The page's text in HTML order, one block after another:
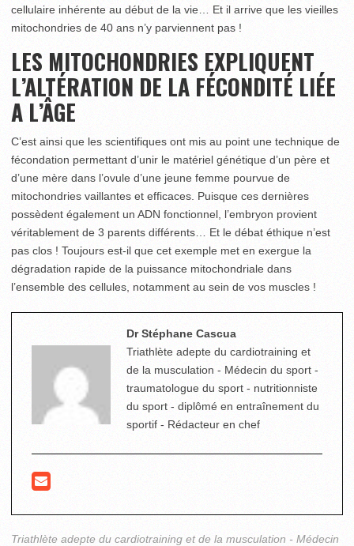
cellulaire inhérente au début de la vie… Et il arrive que les vieilles
mitochondries de 40 ans n’y parviennent pas !
LES MITOCHONDRIES EXPLIQUENT
L’ALTÉRATION DE LA FÉCONDITÉ LIÉE
A L’ÂGE
C’est ainsi que les scientifiques ont mis au point une technique de
fécondation permettant d’unir le matériel génétique d’un père et
d’une mère dans l’ovule d’une jeune femme pourvue de
mitochondries vaillantes et efficaces. Puisque ces dernières
possèdent également un ADN fonctionnel, l’embryon provient
véritablement de 3 parents différents… Et le débat éthique n’est
pas clos ! Toujours est-il que cet exemple met en exergue la
dégradation rapide de la puissance mitochondriale dans
l’ensemble des cellules, notamment au sein de vos muscles !
Dr Stéphane Cascua
Triathlète adepte du cardiotraining et
de la musculation - Médecin du sport -
traumatologue du sport - nutritionniste
du sport - diplômé en entraînement du
sportif - Rédacteur en chef
Triathlète adepte du cardiotraining et de la musculation - Médecin